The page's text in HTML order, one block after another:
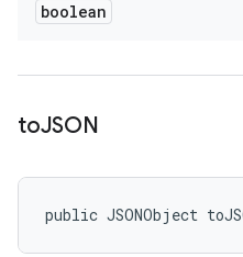
boolean
toJSON
public JSONObject